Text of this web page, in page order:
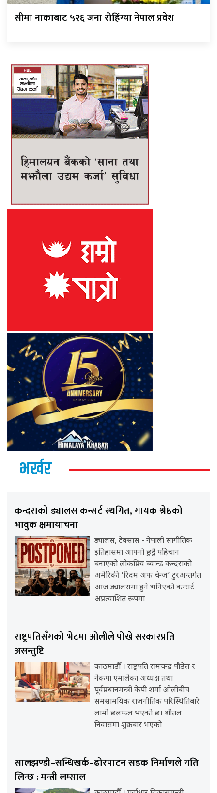
सीमा नाकाबाट ५२६ जना रोहिंग्या नेपाल प्रवेश
भर्खर
कन्दराको ड्यालस कन्सर्ट स्थगित, गायक श्रेष्ठको
भावुक क्षमायाचना
ड्यालस, टेक्सास - नेपाली सांगीतिक
इतिहासमा आफ्नो छुट्टै पहिचान
बनाएको लोकप्रिय ब्यान्ड कन्दराको
अमेरिकी ‘रिदम अफ चेन्ज’ टुरअन्तर्गत
आज ड्यालसमा हुने भनिएको कन्सर्ट
अप्रत्याशित रूपमा
राष्ट्रपतिसँगको भेटमा ओलीले पोखे सरकारप्रति
असन्तुष्टि
काठमाडौँ । राष्ट्रपति रामचन्द्र पौडेल र
नेकपा एमालेका अध्यक्ष तथा
पूर्वप्रधानमन्त्री केपी शर्मा ओलीबीच
समसामयिक राजनीतिक परिस्थितिबारे
लामो छलफल भएको छ। शीतल
निवासमा शुक्रबार भएको
सालझण्डी–सन्धिखर्क–ढोरपाटन सडक निर्माणले गति
लिन्छ : मन्त्री लम्साल